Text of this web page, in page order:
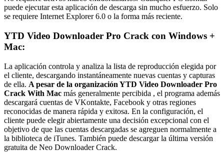
puede ejecutar esta aplicación de descarga sin mucho esfuerzo. Solo
se requiere Internet Explorer 6.0 o la forma más reciente.
YTD Video Downloader Pro Crack con Windows +
Mac:
La aplicación controla y analiza la lista de reproducción elegida por
el cliente, descargando instantáneamente nuevas cuentas y capturas
de ella. A pesar de la organización YTD Video Downloader Pro
Crack With Mac más generalmente percibida , el programa además
descargará cuentas de VKontakte, Facebook y otras regiones
reconocidas de manera rápida y exitosa. En la configuración, el
cliente puede elegir abiertamente una decisión excepcional con el
objetivo de que las cuentas descargadas se agreguen normalmente a
la biblioteca de iTunes. También puede descargar la última versión
gratuita de Neo Downloader Crack.